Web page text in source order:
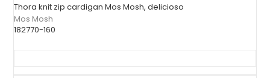
Thora knit zip cardigan Mos Mosh, delicioso
Mos Mosh
182770-160